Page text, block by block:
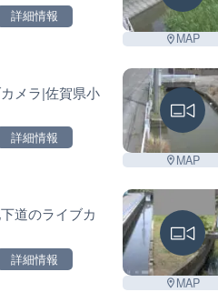
詳細情報
MAP
メラ|佐賀県小
詳細情報
MAP
道のライブカ
詳細情報
MAP